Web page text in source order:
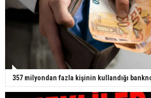
357 milyondan fazla kişinin kullandığı